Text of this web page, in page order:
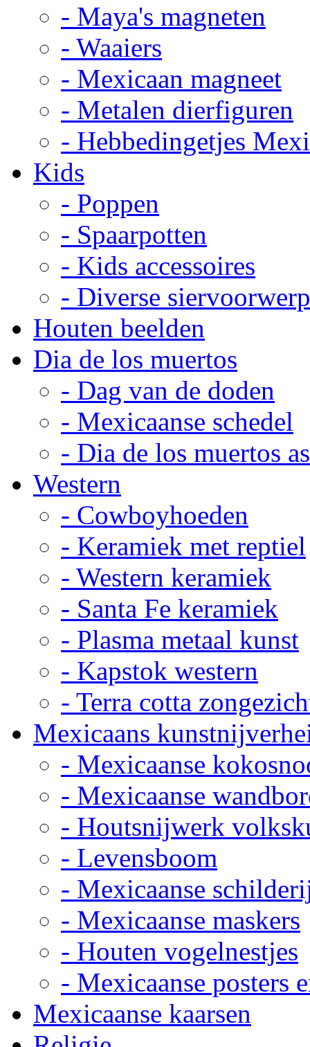
- Maya's magneten
- Waaiers
- Mexicaan magneet
- Metalen dierfiguren
- Hebbedingetjes
Kids
- Poppen
- Spaarpotten
- Kids accessoires
- Diverse
Houten beelden
Dia de los muertos
- Dag van de doden
- Mexicaanse schedel
- Dia de los muertos
Western
- Cowboyhoeden
- Keramiek met reptiel
- Western keramiek
- Santa Fe keramiek
- Plasma metaal kunst
- Kapstok western
- Terra cotta
Mexicaans
- Mexicaanse
- Mexicaanse
- Houtsnijwerk
- Levensboom
- Mexicaanse
- Mexicaanse maskers
- Houten vogelnestjes
- Mexicaanse posters
Mexicaanse kaarsen